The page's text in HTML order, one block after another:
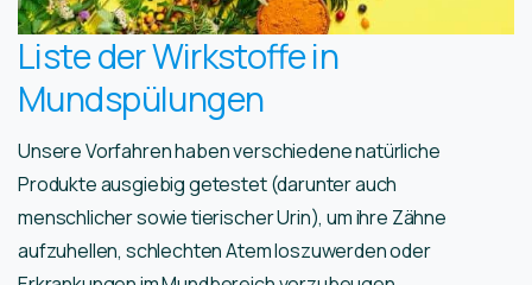
Liste der Wirkstoffe in
Mundspülungen
Unsere Vorfahren haben verschiedene natürliche
Produkte ausgiebig getestet (darunter auch
menschlicher sowie tierischer Urin), um ihre Zähne
aufzuhellen, schlechten Atem loszuwerden oder